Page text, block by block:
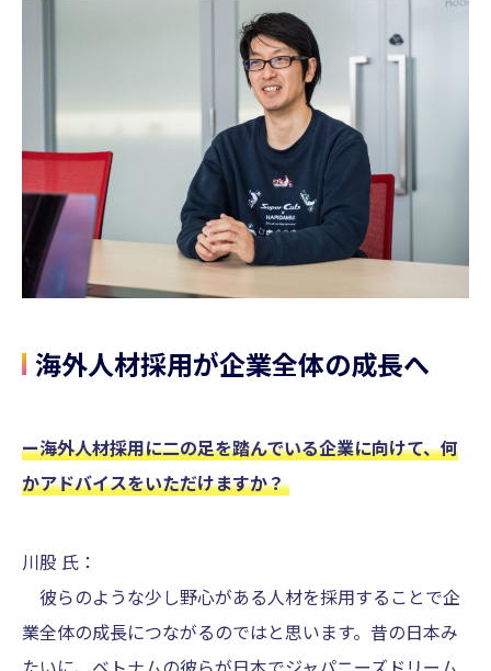
海外人材採用が企業全体の成長へ
ー海外人材採用に二の足を踏んでいる企業に向けて、何
かアドバイスをいただけますか？
川股 氏：
彼らのような少し野心がある人材を採用することで企
業全体の成長につながるのではと思います。昔の日本み